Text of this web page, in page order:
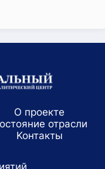
О проекте
отрасли
Koнтaкты